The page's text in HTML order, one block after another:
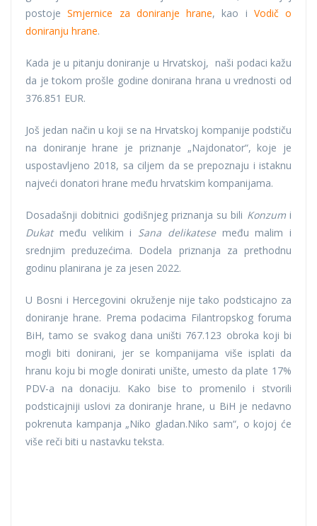
postojeSmjernice za doniranje hrane, kao i Vodič o
doniranju hrane.
Kada je u pitanju doniranje u Hrvatskoj, naši podaci kažu
da je tokom prošle godine donirana hrana u vrednosti od
376.851 EUR.
Još jedan način u koji se na Hrvatskoj kompanije podstiču
na doniranje hrane je priznanje „Najdonator“, koje je
uspostavljeno 2018, sa ciljem da se prepoznaju i istaknu
najveći donatori hrane među hrvatskim kompanijama.
Dosadašnji dobitnici godišnjeg priznanja su bili Konzumi
Dukat među velikim i Sana delikatesemeđu malim i
srednjim preduzećima. Dodela priznanja za prethodnu
godinu planirana je za jesen 2022.
U Bosni i Hercegovini okruženje nije tako podsticajno za
doniranje hrane. Prema podacima Filantropskog foruma
BiH, tamo se svakog dana uništi 767.123 obroka koji bi
mogli biti donirani, jer se kompanijama više isplati da
hranu koju bi mogle donirati unište, umesto da plate 17%
PDV-a na donaciju. Kako bise to promenilo i stvorili
podsticajniji uslovi za doniranje hrane, u BiH je nedavno
pokrenuta kampanja „Niko gladan.Niko sam“, o kojoj će
više reči biti u nastavku teksta.